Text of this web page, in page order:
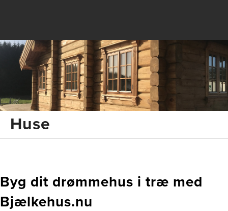
Huse
Byg dit drømmehus i træ med
Bjælkehus.nu